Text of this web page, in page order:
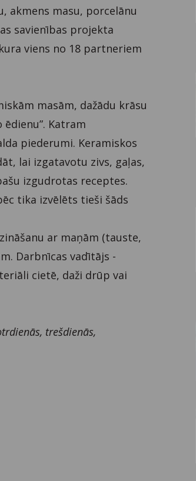
akmens masu, porcelānu
savienības projekta
viens no 18 partneriem
masām, dažādu krāsu
Katram
piederumi. Keramiskos
lai izgatavotu zivs, gaļas,
izgudrotas receptes.
tika izvēlēts tieši šāds
ar maņām (tauste,
Darbnīcas vadītājs -
cietē, daži drūp vai
trešdienās,